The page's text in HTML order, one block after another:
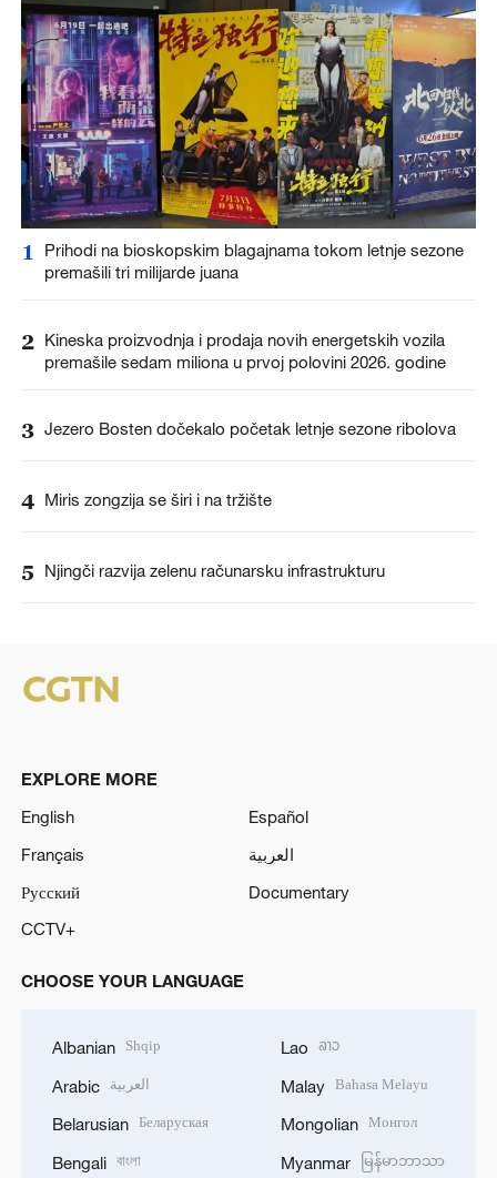
1
Prihodi na bioskopskim blagajnama tokom letnje sezone
premašili tri milijarde juana
2 Kineska proizvodnja i prodaja novih energetskih vozila
premašile sedam miliona u prvoj polovini 2026. godine
3 Jezero Bosten dočekalo početak letnje sezone ribolova
4 Miris zongzija se širi i na tržište
5 Njingči razvija zelenu računarsku infrastrukturu
EXPLORE MORE
English
Español
Français
العربية
Русский
Documentary
CCTV+
CHOOSE YOUR LANGUAGE
Albanian Shqip
Arabic العربية
Belarusian Беларуская
Bengali বাংলা
Lao ລາວ
Malay Bahasa Melayu
Mongolian Монгол
Myanmar မြန်မာဘာသာ